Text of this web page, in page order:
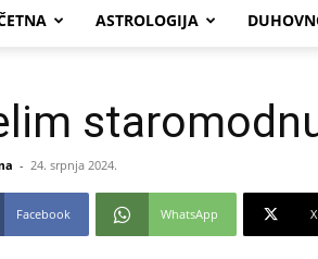
ASTROLOGIJA
- 24. srpnja 2024.
Facebook WhatsApp X